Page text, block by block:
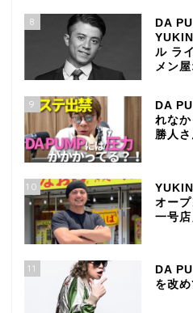
8
DA
ル ラ
メン
9
DA
れな
勝人
10
オー
一号
11
DA
を改